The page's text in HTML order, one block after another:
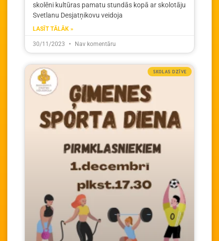
skolēni kultūras pamatu stundās kopā ar skolotāju
Svetlanu Desjatņikovu veidoja
LASĪT TĀLĀK »
30/11/2023 Nav komentāru
SKOLAS DZĪVE